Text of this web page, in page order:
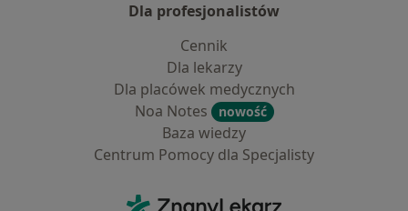
Dla profesjonalistów
Cennik
Dla lekarzy
Dla placówek medycznych
Noa Notes
nowość
Baza wiedzy
Centrum Pomocy dla Specjalisty
ZnanyLekarz - Strona główna